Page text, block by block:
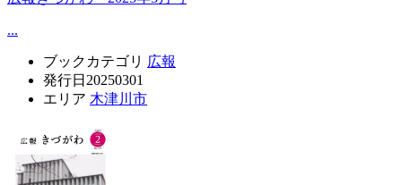
...
ブックカテゴリ 広報
発行日 20250301
エリア 木津川市